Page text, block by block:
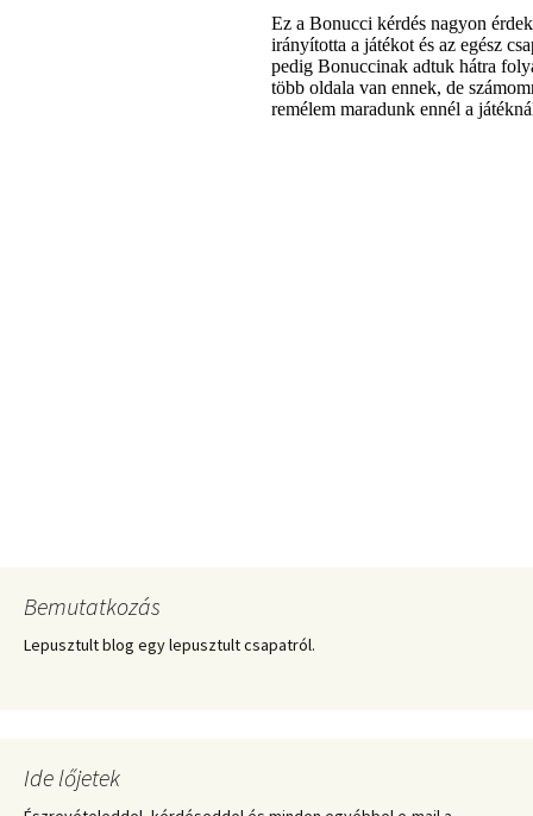
Bemutatkozás
Lepusztult blog egy lepusztult csapatról.
Ide lőjetek